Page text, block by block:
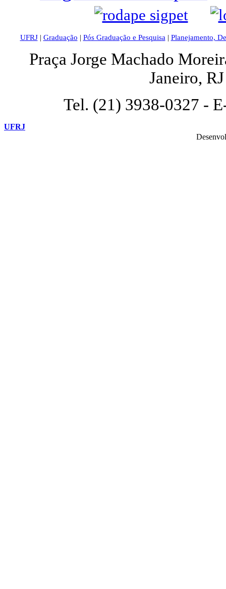
UFRJ| Graduação | Pós Graduação e Pesquisa | Planejamento,
Praça Jorge Machado
Janeiro,
Tel. (21) 3938-0327 -
UFRJ